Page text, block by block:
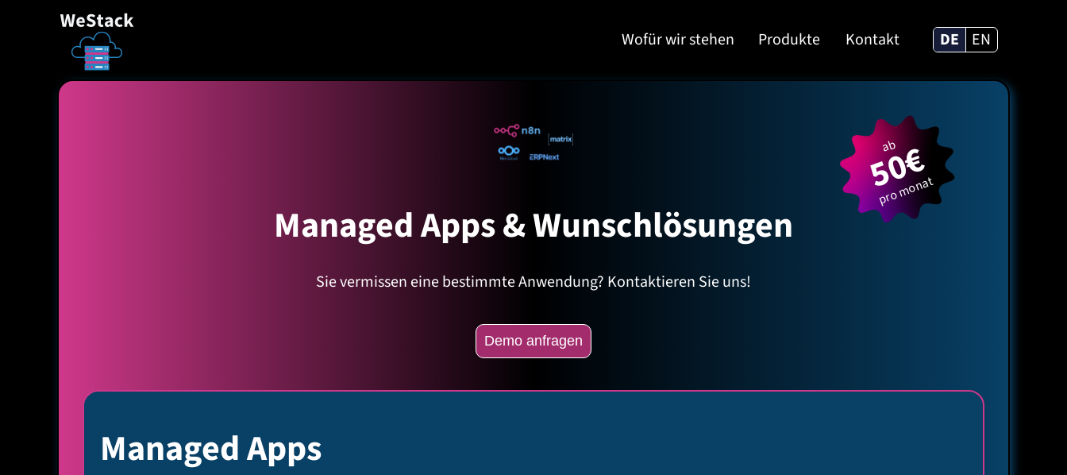
Wofür wir stehen Produkte Kontakt DE EN
Managed Apps & Wunschlösungen
Sie vermissen eine bestimmte Anwendung? Kontaktieren Sie uns!
ab
50€
pro monat
Demo anfragen
Managed Apps